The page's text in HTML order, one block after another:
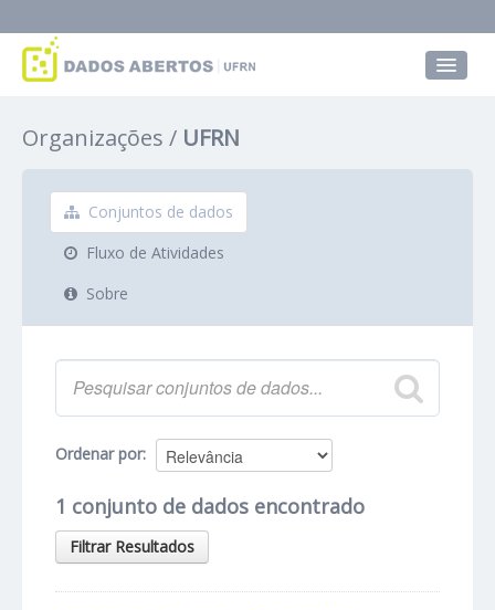
Grupos
Sobre
Organizações UFRN
Conjuntos de dados
Fluxo de Atividades
Sobre
Ordenar por
1 conjunto de dados encontrado
Filtrar Resultados